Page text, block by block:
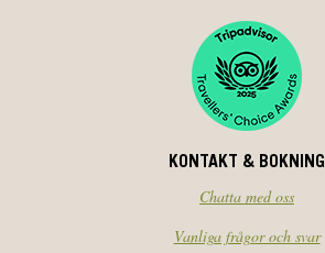
KONTAKT & BOKNING
Chatta med oss
Vanliga frågor och svar